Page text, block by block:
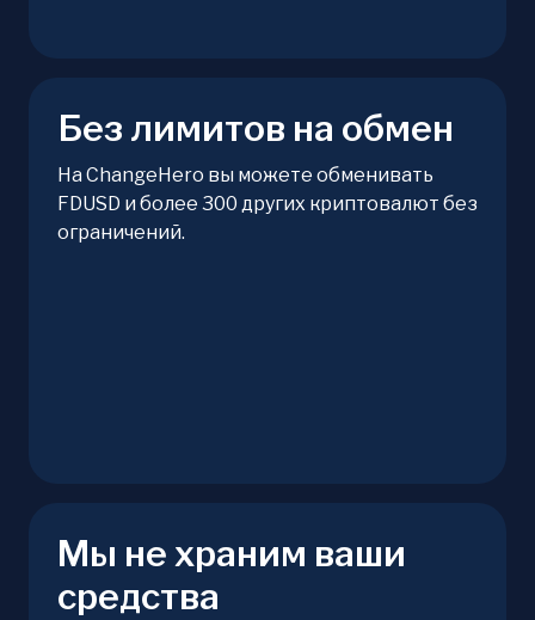
Без лимитов на обмен
На ChangeHero вы можете обменивать
FDUSD и более 300 других криптовалют без
ограничений.
Мы не храним ваши
средства